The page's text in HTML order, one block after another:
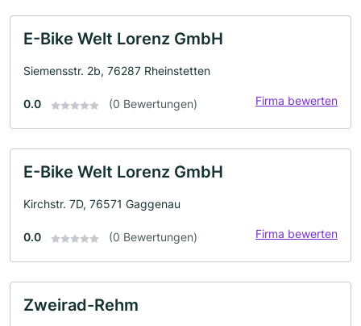
E-Bike Welt Lorenz GmbH
Siemensstr. 2b, 76287 Rheinstetten
0.0 (0 Bewertungen) Firma bewerten
E-Bike Welt Lorenz GmbH
Kirchstr. 7D, 76571 Gaggenau
0.0 (0 Bewertungen) Firma bewerten
Zweirad-Rehm